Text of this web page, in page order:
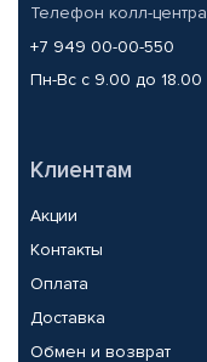
Телефон колл-центра
+7 949 00-00-550
Пн-Вс с 9.00 до 18.00
Клиентам
Акции
Контакты
Оплата
Доставка
Обмен и возврат